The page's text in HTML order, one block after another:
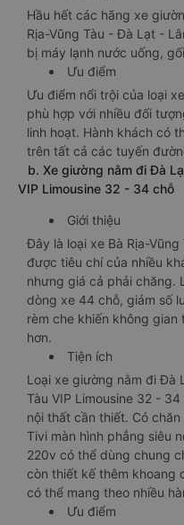
Hầu hết các hãng xe
Rịa-Vũng Tàu - Đà Lạt -
bị máy lạnh nước uống,
Ưu điểm
Ưu điểm nổi trội của loại
phù hợp với nhiều đối
linh hoạt. Hành khách có
trên tất cả các tuyến
b. Xe giường nằm đi Đà
VIP Limousine 32 - 34 chỗ
Giới thiệu
Đây là loại xe Bà Rịa-
được tiêu chí của nhiều
nhưng giá cả phải chăng.
dòng xe 44 chỗ, giảm số
rèm che khiến không
hơn.
Tiện ích
Loại xe giường nằm đi Đà
Tàu VIP Limousine 32 -
nội thất cần thiết. Có
Tivi màn hình phẳng siêu
220v có thể dùng chung
còn thiết kế thêm khoang
có thể mang theo nhiều
Ưu điểm